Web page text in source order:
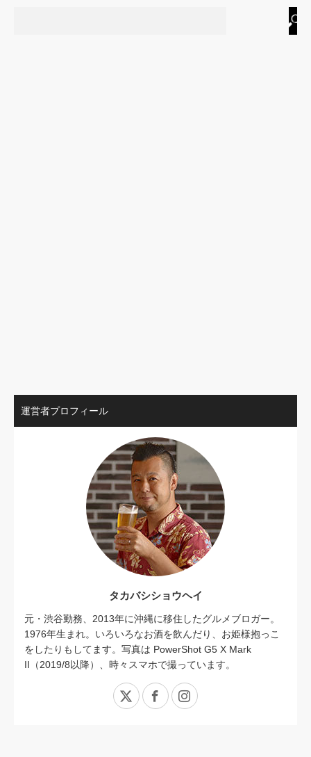
運営者プロフィール
タカバシショウヘイ
元・渋谷勤務、2013年に沖縄に移住したグルメブロガー。
1976年生まれ。いろいろなお酒を飲んだり、お姫様抱っこ
をしたりもしてます。写真は PowerShot G5 X Mark
II（2019/8以降）、時々スマホで撮っています。
X FacebookInstagram